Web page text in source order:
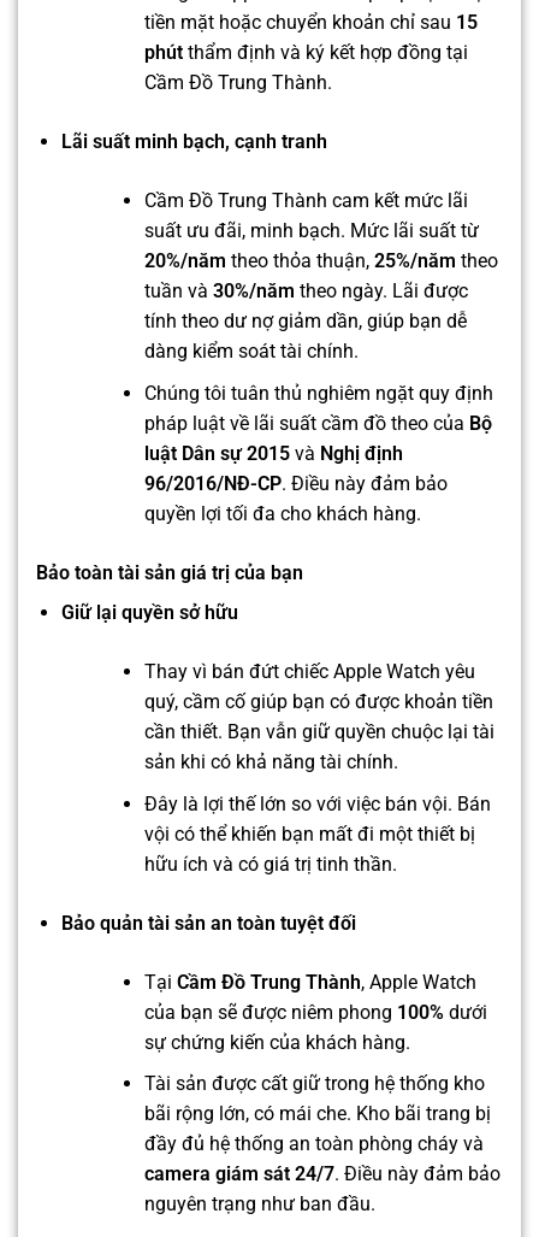
tiền mặt hoặc chuyển khoản chỉ sau 15
phútthẩm định và ký kết hợp đồng tại
Cầm Đồ Trung Thành.
Lãi suất minh bạch, cạnh tranh
Cầm Đồ Trung Thành cam kết mức lãi
suất ưu đãi, minh bạch. Mức lãi suất từ
20%/năm theo thỏa thuận, 25%/năm theo
tuần và 30%/năm theo ngày. Lãi được
tính theo dư nợ giảm dần, giúp bạn dễ
dàng kiểm soát tài chính.
Chúng tôi tuân thủ nghiêm ngặt quy định
pháp luật về lãi suất cầm đồ theo của Bộ
luật Dân sự 2015và Nghị định
96/2016/NĐ-CP. Điều này đảm bảo
quyền lợi tối đa cho khách hàng.
Bảo toàn tài sản giá trị của bạn
Giữ lại quyền sở hữu
Thay vì bán đứt chiếc Apple Watch yêu
quý, cầm cố giúp bạn có được khoản tiền
cần thiết. Bạn vẫn giữ quyền chuộc lại tài
sản khi có khả năng tài chính.
Đây là lợi thế lớn so với việc bán vội. Bán
vội có thể khiến bạn mất đi một thiết bị
hữu ích và có giá trị tinh thần.
Bảo quản tài sản an toàn tuyệt đối
Tại Cầm Đồ Trung Thành, Apple Watch
của bạn sẽ được niêm phong 100%dưới
sự chứng kiến của khách hàng.
Tài sản được cất giữ trong hệ thống kho
bãi rộng lớn, có mái che. Kho bãi trang bị
đầy đủ hệ thống an toàn phòng cháy và
camera giám sát 24/7. Điều này đảm bảo
nguyên trạng như ban đầu.